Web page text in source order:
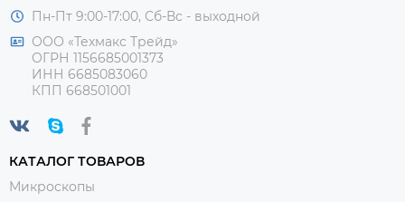
Пн-Пт 9:00-17:00, Сб-Вс - выходной
ООО «Техмакс Трейд»
ОГРН 1156685001373
ИНН 6685083060
КПП 668501001
КАТАЛОГ ТОВАРОВ
Микроскопы